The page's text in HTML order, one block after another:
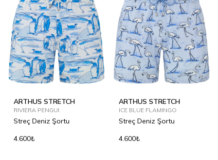
ARTHUS STRETCH
RIVIERA PENGUI
Streç Deniz Şortu
4.600₺
ARTHUS STRETCH
ICE BLUE FLAMINGO
Streç Deniz Şortu
4.600₺